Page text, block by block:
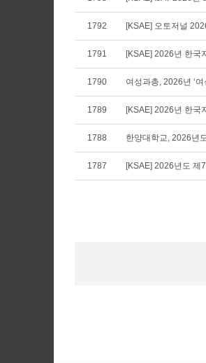
1792 [KSAE] 오토저널
1791 [KSAE] 2026년 한국
1790 여성과총, 2026년 ‘
1789 [KSAE] 2026년 한국
1788 한양대학교, 2026년
1787 [KSAE] 2026년도 제